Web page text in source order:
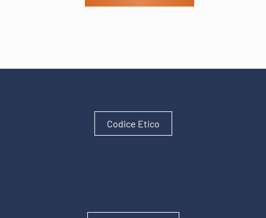
Codice Etico